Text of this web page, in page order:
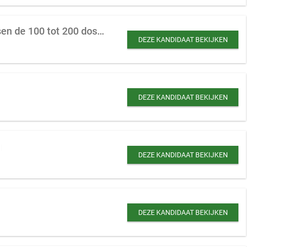
Bewindvoeringskantoor te koop gevraagd met een omvang tussen de 100 tot 200 dossiers.
DEZE KANDIDAAT BEKIJKEN
DEZE KANDIDAAT BEKIJKEN
DEZE KANDIDAAT BEKIJKEN
DEZE KANDIDAAT BEKIJKEN